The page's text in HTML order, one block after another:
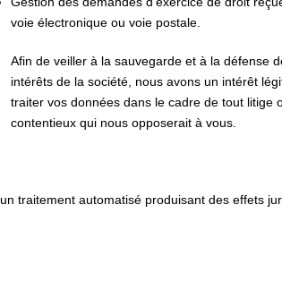
voie électronique ou voie postale.
Afin de veiller à la sauvegarde et à la défense
intérêts de la société, nous avons un intérêt
traiter vos données dans le cadre de tout litige
contentieux qui nous opposerait à vous.
traitement automatisé produisant des effets